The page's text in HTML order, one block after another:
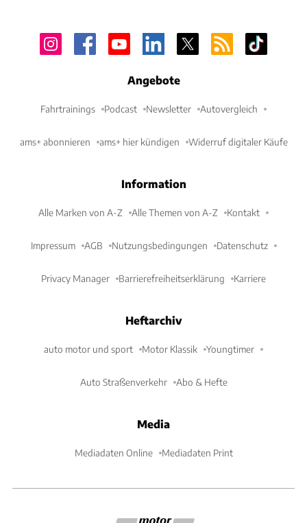
Angebote
Fahrtrainings Podcast Newsletter Autovergleich
ams+ abonnieren ams+ hier kündigen Widerruf digitaler Käufe
Information
Alle Marken von A-Z Alle Themen von A-Z Kontakt
Impressum AGB Nutzungsbedingungen Datenschutz
Privacy Manager Barrierefreiheitserklärung Karriere
Heftarchiv
auto motor und sport Motor Klassik Youngtimer
Auto Straßenverkehr Abo & Hefte
Media
Mediadaten Online Mediadaten Print